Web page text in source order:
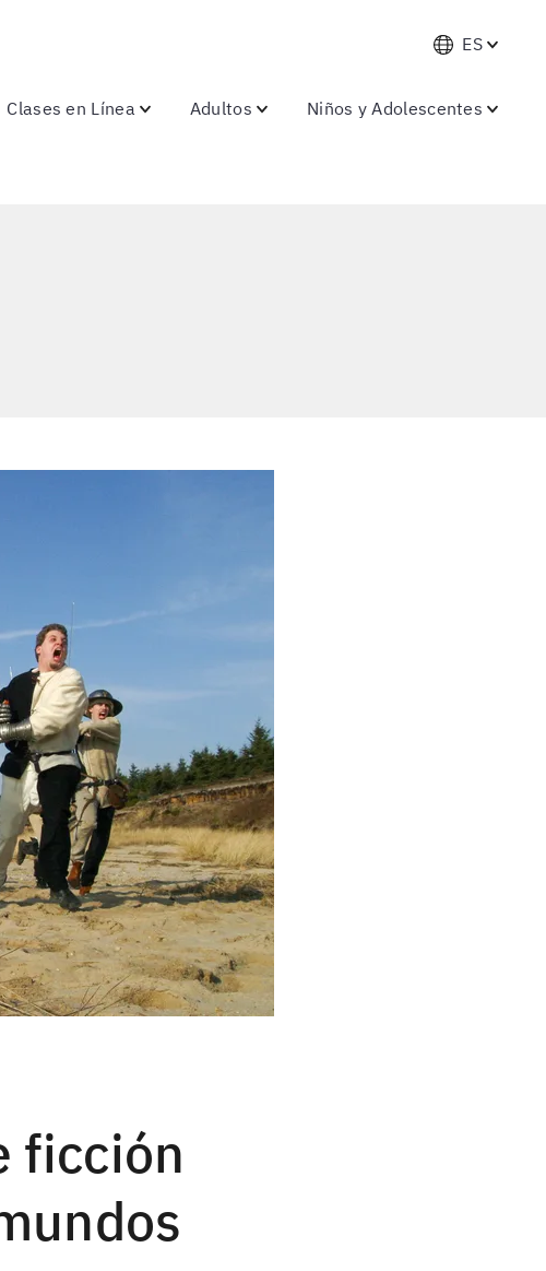
ES
Clases en Línea Adultos Niños y Adolescentes
ficción